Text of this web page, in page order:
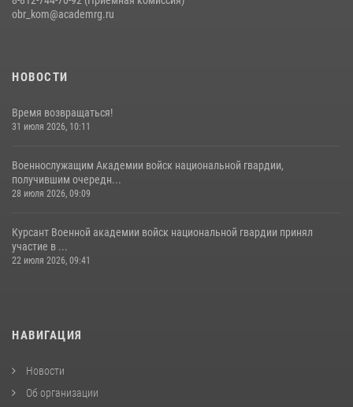
obr_kom@academrg.ru
НОВОСТИ
Время возвращаться!
31 июля 2026, 10:11
Военнослужащим Академии войск национальной гвардии,
получившим очередн...
28 июля 2026, 09:09
Курсант Военной академии войск национальной гвардии принял
участие в ...
22 июля 2026, 09:41
НАВИГАЦИЯ
Новости
Об организации